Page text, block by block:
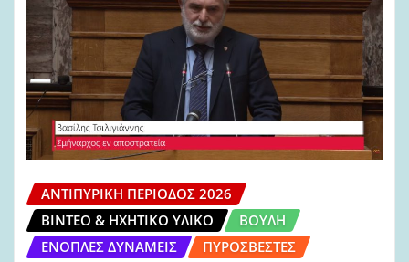
ΑΝΤΙΠΥΡΙΚΉ ΠΕΡΊΟΔΟΣ 2026
ΒΊΝΤΕΟ & ΗΧΗΤΙΚΌ ΥΛΙΚΌ
ΒΟΥΛΉ
ΈΝΟΠΛΕΣ ΔΥΝΆΜΕΙΣ
ΠΥΡΟΣΒΈΣΤΕΣ